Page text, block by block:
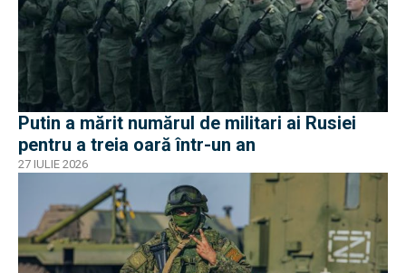
Putin a mărit numărul de militari ai Rusiei
pentru a treia oară într-un an
27 IULIE 2026